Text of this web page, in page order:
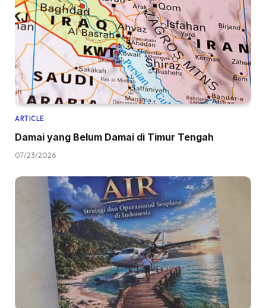
ARTICLE
Damai yang Belum Damai di Timur Tengah
07/23/2026